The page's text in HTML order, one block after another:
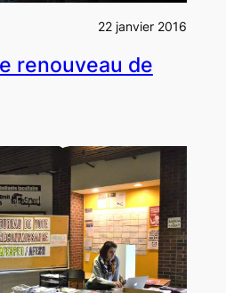
22 janvier 2016
renouveau de